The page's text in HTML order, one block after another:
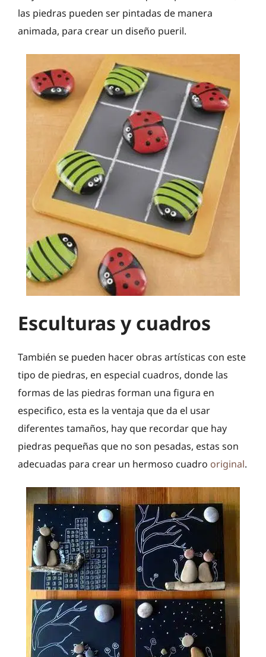
las piedras pueden ser pintadas de manera
animada, para crear un diseño pueril.
Esculturas y cuadros
También se pueden hacer obras artísticas con este
tipo de piedras, en especial cuadros, donde las
formas de las piedras forman una figura en
especifico, esta es la ventaja que da el usar
diferentes tamaños, hay que recordar que hay
piedras pequeñas que no son pesadas, estas son
adecuadas para crear un hermoso cuadro original.